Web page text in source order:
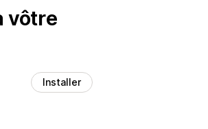
vôtre
Installer